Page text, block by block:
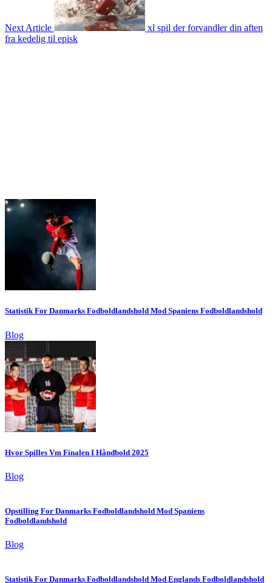
Next Article
xl spil der forvandler din aften
fra kedelig til episk
Statistik For Danmarks Fodboldlandshold Mod Spaniens Fodboldlandshold
Blog
Hvor Spilles Vm Finalen I Håndbold 2025
Blog
Opstilling For Danmarks Fodboldlandshold Mod Spaniens
Fodboldlandshold
Blog
Statistik For Danmarks Fodboldlandshold Mod Englands Fodboldlandshold